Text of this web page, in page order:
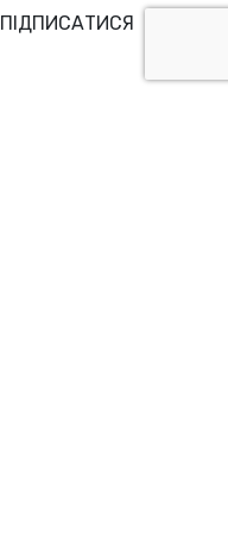
ПІДПИСАТИСЯ